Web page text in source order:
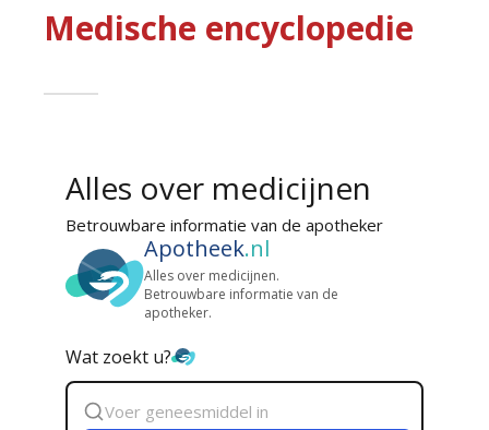
Medische encyclopedie
Alles over medicijnen
Betrouwbare informatie van de apotheker
Apotheek.nl
Alles over medicijnen.
Betrouwbare informatie van de
apotheker.
Wat zoekt u?
Zoek
geneesmiddel